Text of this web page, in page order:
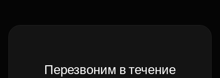
Перезвоним в течение